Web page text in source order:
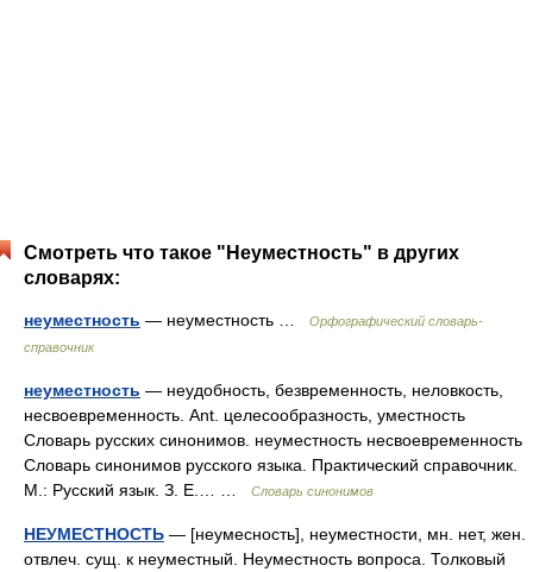
Смотреть что такое "Неуместность" в других
словарях:
неуместность — неуместность …
Орфографический словарь-
справочник
неуместность — неудобность, безвременность, неловкость,
несвоевременность. Ant. целесообразность, уместность
Словарь русских синонимов. неуместность несвоевременность
Словарь синонимов русского языка. Практический справочник.
М.: Русский язык. З. Е.… …
Словарь синонимов
НЕУМЕСТНОСТЬ — [неумесность], неуместности, мн. нет, жен.
отвлеч. сущ. к неуместный. Неуместность вопроса. Толковый